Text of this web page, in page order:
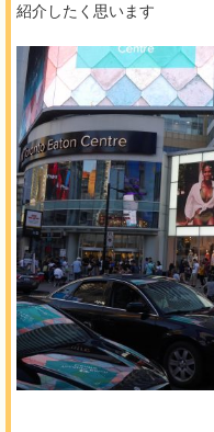
紹介したく思います